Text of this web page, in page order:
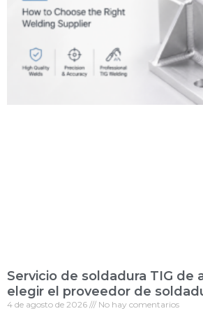
Servicio de soldadura TIG de
elegir el proveedor de
4 de agosto de 2026 No hay comentarios